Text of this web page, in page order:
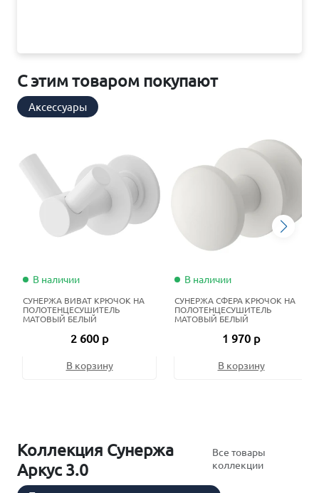
С этим товаром покупают
Аксессуары
В наличии
СУНЕРЖА ВИВАТ КРЮЧОК НА
ПОЛОТЕНЦЕСУШИТЕЛЬ
МАТОВЫЙ БЕЛЫЙ
2 600 р
В корзину
В наличии
СУНЕРЖА СФЕРА КРЮЧОК НА
ПОЛОТЕНЦЕСУШИТЕЛЬ
МАТОВЫЙ БЕЛЫЙ
1 970 р
В корзину
Коллекция Сунержа
Аркус 3.0
Все товары
коллекции